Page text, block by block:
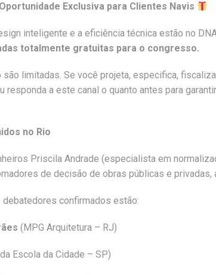
Exclusiva para Clientes Navis
inteligente e a eficiência técnica estão no
totalmente gratuitas para o congresso.
são limitadas. Se você projeta, especifica,
responda a este canal o quanto antes para
no Rio
Priscila Andrade (especialista em
de decisão de obras públicas e
confirmados estão:
(MPG Arquitetura – RJ)
Escola da Cidade – SP)